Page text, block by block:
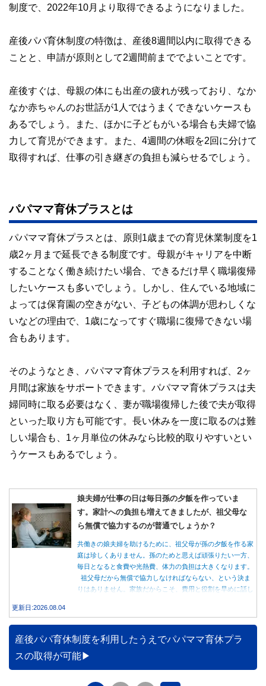
制度で、2022年10月より取得できるようになりました。
産後パパ育休制度の特徴は、産後8週間以内に取得できる
ことと、申請が原則として2週間前まででよいことです。
産後すぐは、母親の体にも出産の疲れが残っており、なか
なか赤ちゃんのお世話が1人ではうまくできないケースも
あるでしょう。また、ほかに子どもがいる場合も夫婦で協
力して育児ができます。また、4週間の休暇を2回に分けて
取得すれば、仕事の引き継ぎの負担も減らせるでしょう。
パパママ育休プラスとは
パパママ育休プラスとは、原則1歳までの育児休業制度を1
歳2ヶ月まで延長できる制度です。母親がキャリアを中断
することなく働き続けたい場合、できるだけ早く職場復帰
したいケースも多いでしょう。しかし、住んでいる地域に
よっては保育園の空きがない、子どもの体調が思わしくな
いなどの理由で、1歳になってすぐ職場に復帰できない場
合もあります。
そのようなとき、パパママ育休プラスを利用すれば、2ヶ
月間は家族をサポートできます。パパママ育休プラスは夫
婦同時に取る必要はなく、妻が職場復帰した後で夫が取得
といった取り方も可能です。長い休みを一度に取るのは難
しい場合も、1ヶ月単位の休みなら比較的取りやすいとい
うケースもあるでしょう。
娘夫婦が仕事の日は毎日孫の夕飯を作っていま
す。家計への負担も増えてきましたが、祖父母な
ら無償で協力するのが普通でしょうか？
共働きの娘夫婦を助けるために、祖父母が孫の夕飯を作る家
庭は珍しくありません。孫のためと思えば頑張りたい一方、
毎日となると食費や光熱費、体力の負担は大きくなります。
祖父母だから無償で協力しなければならない、という決ま
りはありません。家族だからこそ、費用と役割を早めに話し
更新日:2026.08.04
産後パパ育休制度を利用したうえでパパママ育休プラ
スの取得が可能